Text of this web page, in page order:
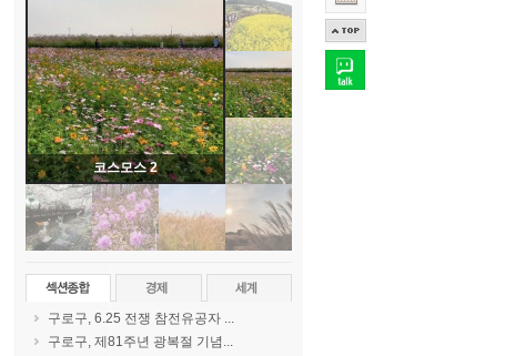
코스모스 2
구로구, 6.25 전쟁 참전유공자 ...
구로구, 제81주년 광복절 기념...